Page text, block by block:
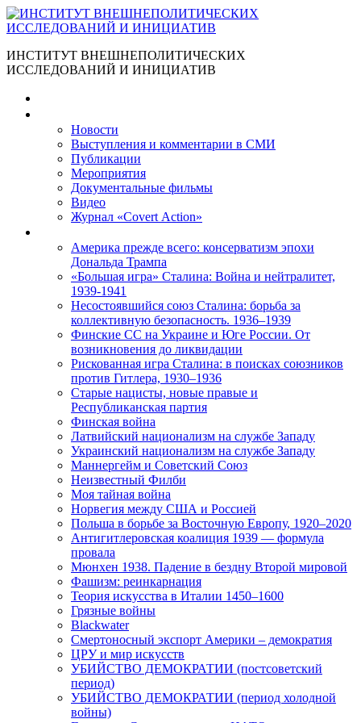
ИНСТИТУТ ВНЕШНЕПОЛИТИЧЕСКИХ
ИССЛЕДОВАНИЙ И ИНИЦИАТИВ
Новости
Выступления и коммента­рии в СМИ
Публикации
Мероприятия
Документальные фильмы
Видео
Журнал «Covert Action»
Америка прежде всего: консерватизм эпохи
Дональда Трампа
«Большая игра» Сталина: Война и нейтралитет,
1939-1941
Несостоявшийся союз Сталина: борьба за
коллективную безопасность. 1936–1939
Финские СС на Украине и Юге России. От
возникновения до ликвидации
Рискованная игра Сталина: в поисках союзников
против Гитлера, 1930–1936
Старые нацисты, новые правые и
Республиканская партия
Финская война
Латвийский национализм на службе Западу
Украинский национализм на службе Западу
Маннергейм и Советский Союз
Неизвестный Филби
Моя тайная война
Норвегия между США и Россией
Польша в борьбе за Восточную Европу, 1920–2020
Антигитлеровская коалиция 1939 — формула
провала
Мюнхен 1938. Падение в бездну Второй мировой
Фашизм: реинкарнация
Теория искусства в Италии 1450–1600
Грязные войны
Blackwater
Смертоносный экспорт Америки – демократия
ЦРУ и мир искусств
УБИЙСТВО ДЕМОКРАТИИ (постсоветский
период)
УБИЙСТВО ДЕМОКРАТИИ (период холодной
войны)